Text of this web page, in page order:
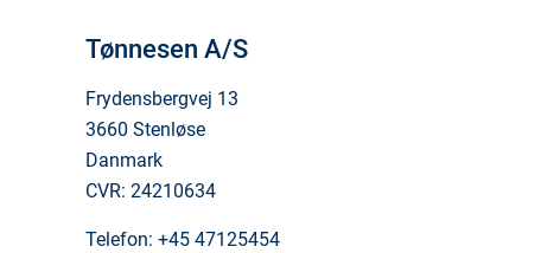
Tønnesen A/S
Frydensbergvej 13
3660 Stenløse
Danmark
CVR: 24210634
Telefon: +45 47125454